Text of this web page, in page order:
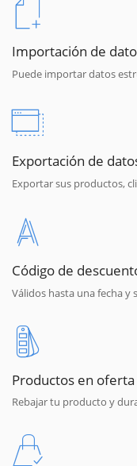
Importación de
Puede importar datos
Exportación de
Exportar sus productos,
Código de
Válidos hasta una fecha y
Productos en oferta
Rebajar tu producto y